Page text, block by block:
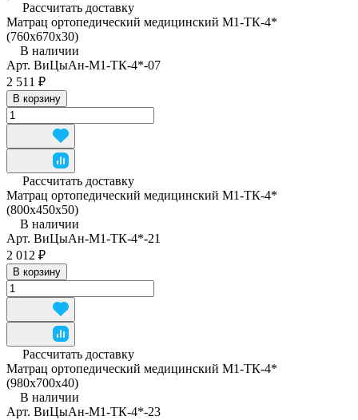
Рассчитать доставку
Матрац ортопедический медицинский М1-ТК-4*
(760x670x30)
В наличии
Арт. ВиЦыАн-М1-ТК-4*-07
2 511 ₽
В корзину
Рассчитать доставку
Матрац ортопедический медицинский М1-ТК-4*
(800x450x50)
В наличии
Арт. ВиЦыАн-М1-ТК-4*-21
2 012 ₽
В корзину
Рассчитать доставку
Матрац ортопедический медицинский М1-ТК-4*
(980x700x40)
В наличии
Арт. ВиЦыАн-М1-ТК-4*-23